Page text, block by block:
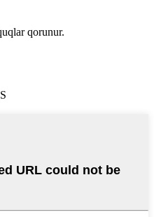
qorunur.